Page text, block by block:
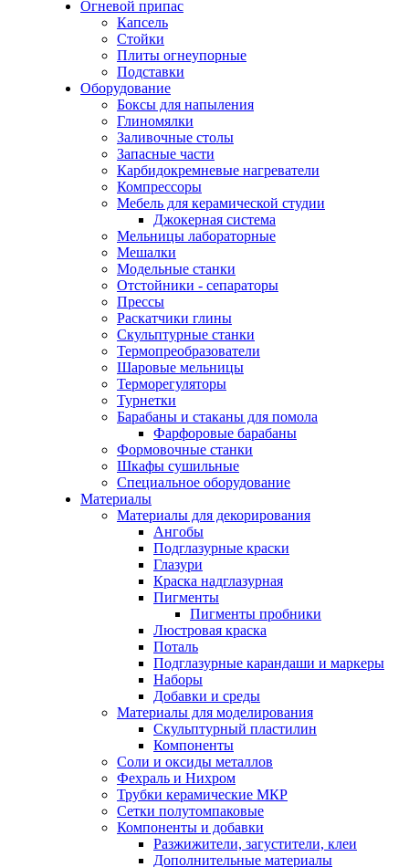
Огневой припас
Капсель
Стойки
Плиты огнеупорные
Подставки
Оборудование
Боксы для напыления
Глиномялки
Заливочные столы
Запасные части
Карбидокремневые нагреватели
Компрессоры
Мебель для керамической студии
Джокерная система
Мельницы лабораторные
Мешалки
Модельные станки
Отстойники - сепараторы
Прессы
Раскатчики глины
Скульптурные станки
Термопреобразователи
Шаровые мельницы
Терморегуляторы
Турнетки
Барабаны и стаканы для помола
Фарфоровые барабаны
Формовочные станки
Шкафы сушильные
Специальное оборудование
Материалы
Материалы для декорирования
Ангобы
Подглазурные краски
Глазури
Краска надглазурная
Пигменты
Пигменты пробники
Люстровая краска
Поталь
Подглазурные карандаши и маркеры
Наборы
Добавки и среды
Материалы для моделирования
Скульптурный пластилин
Компоненты
Соли и оксиды металлов
Фехраль и Нихром
Трубки керамические МКР
Сетки полутомпаковые
Компоненты и добавки
Разжижители, загустители, клеи
Дополнительные материалы